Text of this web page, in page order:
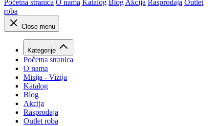
Početna stranica O nama Katalog Blog Akcija Rasprodaja Outlet
roba
Close menu
Kategorije
Početna stranica
O nama
Misija - Vizija
Katalog
Blog
Akcija
Rasprodaja
Outlet roba